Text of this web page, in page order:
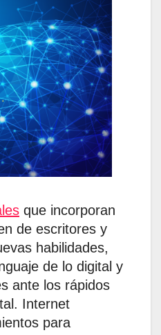
que incorporan
de escritores y
habilidades,
de lo digital y
ante los rápidos
Internet
para